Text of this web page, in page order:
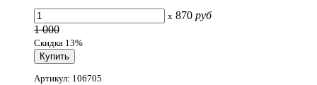
x 870 руб
1 000
Скидка 13%
Артикул: 106705